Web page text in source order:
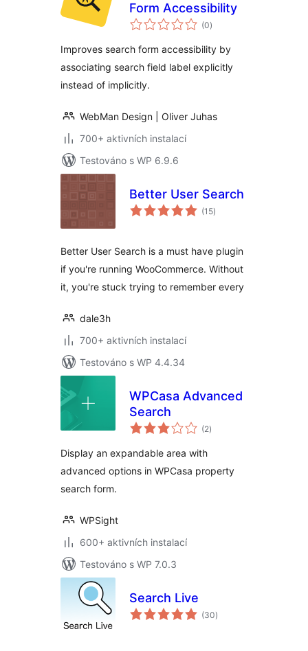
Form Accessibility
(0celkové
hodnocení
)
Improves search form accessibility by
associating search field label explicitly
instead of implicitly.
WebMan Design | Oliver Juhas
700+ aktivních instalací
Testováno s WP 6.9.6
Better User Search
(15celkové
hodnocení
)
Better User Search is a must have plugin
if you're running WooCommerce. Without
it, you're stuck trying to remember every
dale3h
700+ aktivních instalací
Testováno s WP 4.4.34
WPCasa Advanced
Search
(2celkové
hodnocení
)
Display an expandable area with
advanced options in WPCasa property
search form.
WPSight
600+ aktivních instalací
Testováno s WP 7.0.3
Search Live
(30celkové
hodnocení
)